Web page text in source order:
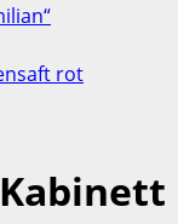
rot